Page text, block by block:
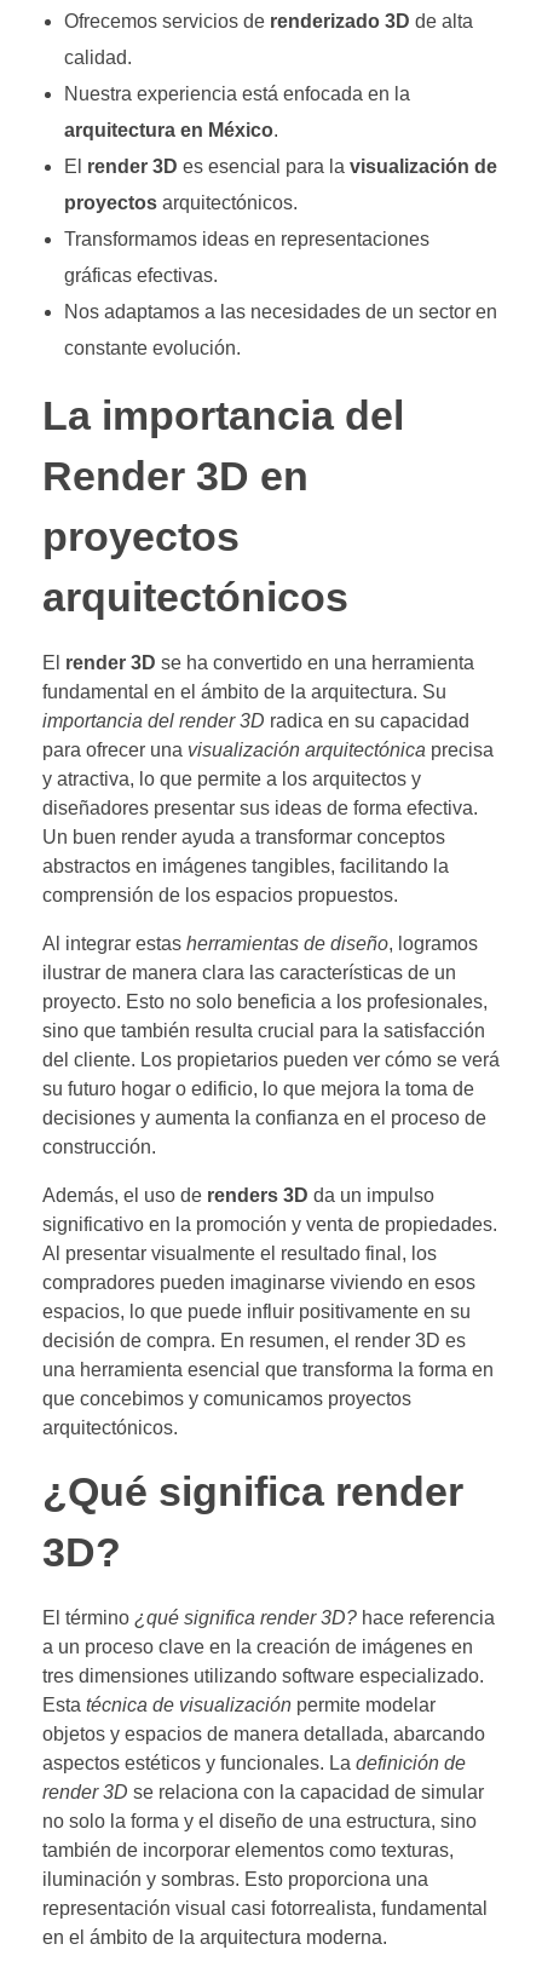
Ofrecemos servicios de renderizado 3D de alta
calidad.
Nuestra experiencia está enfocada en la
arquitectura en México.
El render 3D es esencial para la visualización de
proyectosarquitectónicos.
Transformamos ideas en representaciones
gráficas efectivas.
Nos adaptamos a las necesidades de un sector en
constante evolución.
La importancia del
Render 3D en
proyectos
arquitectónicos
El render 3D se ha convertido en una herramienta
fundamental en el ámbito de la arquitectura. Su
importancia del render 3D radica en su capacidad
para ofrecer una visualización arquitectónica precisa
y atractiva, lo que permite a los arquitectos y
diseñadores presentar sus ideas de forma efectiva.
Un buen render ayuda a transformar conceptos
abstractos en imágenes tangibles, facilitando la
comprensión de los espacios propuestos.
Al integrar estas herramientas de diseño, logramos
ilustrar de manera clara las características de un
proyecto. Esto no solo beneficia a los profesionales,
sino que también resulta crucial para la satisfacción
del cliente. Los propietarios pueden ver cómo se verá
su futuro hogar o edificio, lo que mejora la toma de
decisiones y aumenta la confianza en el proceso de
construcción.
Además, el uso de renders 3D da un impulso
significativo en la promoción y venta de propiedades.
Al presentar visualmente el resultado final, los
compradores pueden imaginarse viviendo en esos
espacios, lo que puede influir positivamente en su
decisión de compra. En resumen, el render 3D es
una herramienta esencial que transforma la forma en
que concebimos y comunicamos proyectos
arquitectónicos.
¿Qué significa render
3D?
El término ¿qué significa render 3D? hace referencia
a un proceso clave en la creación de imágenes en
tres dimensiones utilizando software especializado.
Esta técnica de visualización permite modelar
objetos y espacios de manera detallada, abarcando
aspectos estéticos y funcionales. La definición de
render 3D se relaciona con la capacidad de simular
no solo la forma y el diseño de una estructura, sino
también de incorporar elementos como texturas,
iluminación y sombras. Esto proporciona una
representación visual casi fotorrealista, fundamental
en el ámbito de la arquitectura moderna.